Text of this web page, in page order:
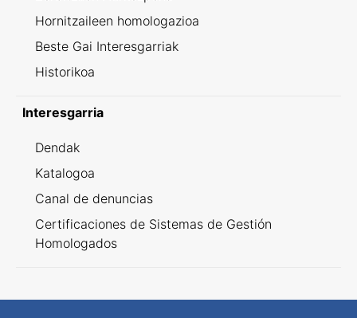
Hornitzaileen homologazioa
Beste Gai Interesgarriak
Historikoa
Interesgarria
Dendak
Katalogoa
Canal de denuncias
Certificaciones de Sistemas de Gestión
Homologados